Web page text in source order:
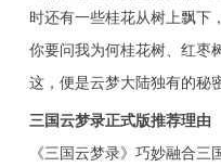
时还有一些桂花从树上飘下
你要问我为何桂花树、红枣
这，便是云梦大陆独有的秘
三国云梦录正式版推荐理由
《三国云梦录》巧妙融合